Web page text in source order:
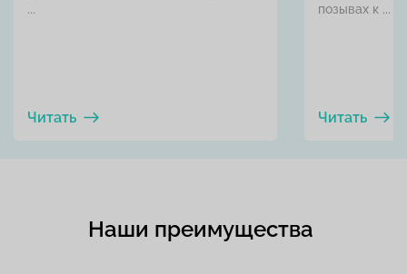
...
Читать
позывах к ...
Читать
Наши преимущества